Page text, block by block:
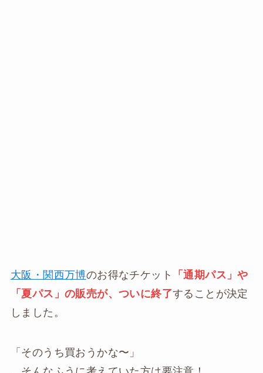
大阪・関西万博のお得なチケット
「通期パス」や
「夏パス」の販売が、ついに終了することが決定
しました。
「そのうち買おうかな〜」